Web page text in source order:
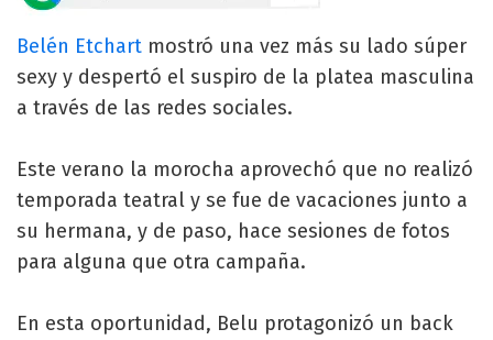
Belén Etchart mostró una vez más su lado súper
sexy y despertó el suspiro de la platea masculina
a través de las redes sociales.
Este verano la morocha aprovechó que no realizó
temporada teatral y se fue de vacaciones junto a
su hermana, y de paso, hace sesiones de fotos
para alguna que otra campaña.
En esta oportunidad, Belu protagonizó un back